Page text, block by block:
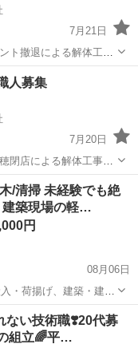
7月21日
り外しくらいです。
人募集
7月20日
閉店による解体工事に
はカーテンアーム取り
際 ①お名前 ② ご住所 ③
/清掃 未経験でも絶
建築現場の軽…
円
08月06日
・荷揚げ、建築・建
バイト・パート <給与>
給 / 早く終わっても日
ない技術職❣️20代募
組立🌈平…